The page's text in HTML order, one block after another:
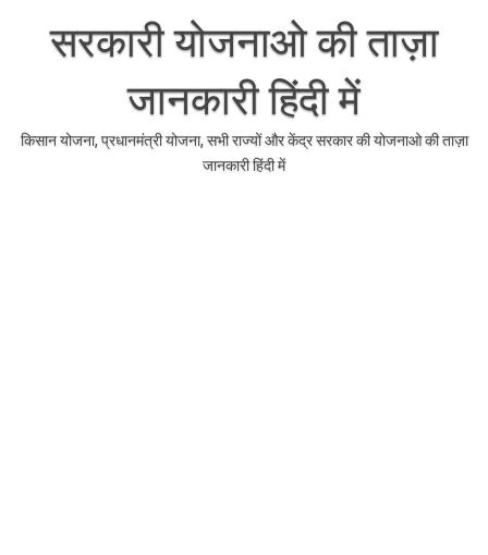
contentसरकारी योजनाओ की ताज़ा
जानकारी हिंदी में
किसान योजना, प्रधानमंत्री योजना, सभी राज्यों और केंद्र सरकार की योजनाओ की ताज़ा
जानकारी हिंदी में